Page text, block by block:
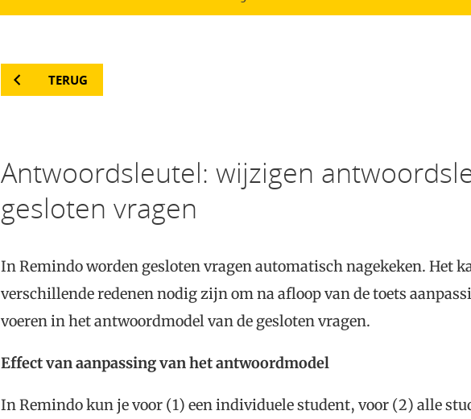
TERUG
Antwoordsleutel: wijzigen
gesloten vragen
In Remindo worden gesloten vragen automatisch nagekeken. Het
verschillende redenen nodig zijn om na afloop van de toets
voeren in het antwoordmodel van de gesloten vragen.
Effect van aanpassing van het antwoordmodel
In Remindo kun je voor (1) een individuele student, voor (2) alle